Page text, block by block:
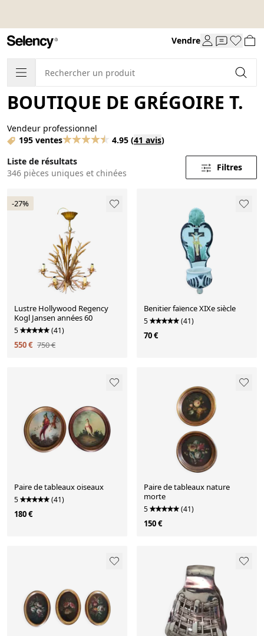
Vendre
BOUTIQUE DE GRÉGOIRE T.
Vendeur professionnel
195 ventes
4.95 (41 avis)
Liste de résultats
346 pièces uniques et chinées
Filtres
-27%
Lustre Hollywood Regency
Kogl Jansen années 60
5 (41)
550 € 750 €
Benitier faïence XIXe siècle
5 (41)
70 €
Paire de tableaux oiseaux
5 (41)
180 €
Paire de tableaux nature
morte
5 (41)
150 €